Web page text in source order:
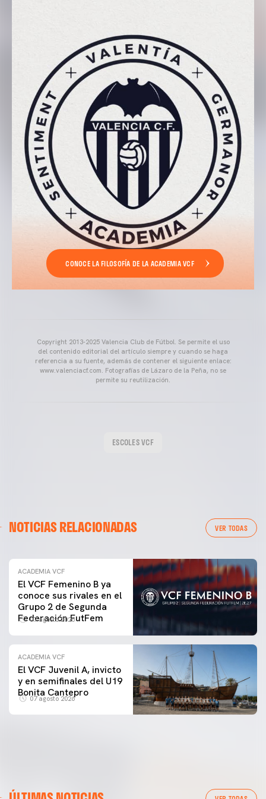
CONOCE LA FILOSOFÍA DE LA ACADEMIA VCF
Copyright 2013-2025 Valencia Club de Fútbol. Se permite el uso
del contenido editorial del artículo siempre y cuando se haga
referencia a su fuente, además de contener el siguiente enlace:
www.valenciacf.com. Fotografías de Lázaro de la Peña, no se
permite su reutilización.
ESCOLES VCF
NOTICIAS RELACIONADAS VER TODAS
ACADEMIA VCF
El VCF Femenino B ya
conoce sus rivales en el
Grupo 2 de Segunda
Federación FutFem
07 agosto 2026
ACADEMIA VCF
El VCF Juvenil A, invicto
y en semifinales del U19
Bonita Cantepro
07 agosto 2026